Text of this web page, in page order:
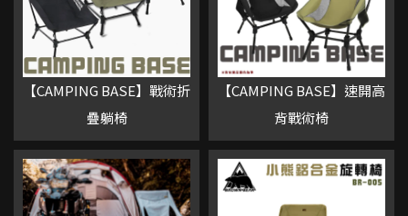
【CAMPING BASE】戰術折
疊躺椅
【CAMPING BASE】速開高
背戰術椅